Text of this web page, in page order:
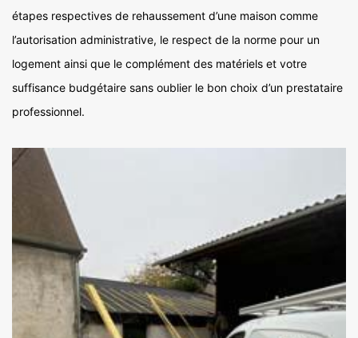
étapes respectives de rehaussement d’une maison comme
l’autorisation administrative, le respect de la norme pour un
logement ainsi que le complément des matériels et votre
suffisance budgétaire sans oublier le bon choix d’un prestataire
professionnel.